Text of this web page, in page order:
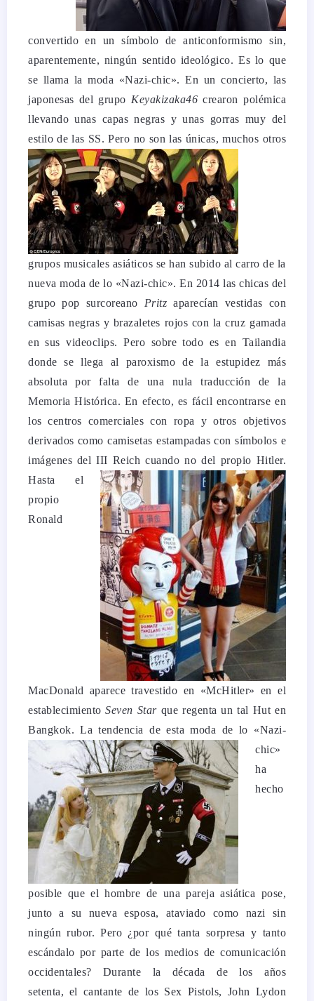
convertido en un símbolo de anticonformismo sin,
aparentemente, ningún sentido ideológico. Es lo que
se llama la moda «Nazi-chic». En un concierto, las
japonesas del grupo Keyakizaka46 crearon polémica
llevando unas capas negras y unas gorras muy del
estilo de las SS.Pero no son las únicas, muchos otros
grupos musicales asiáticos se han subido al carro de la
nueva moda de lo «Nazi-chic». En 2014 las chicas del
grupo pop surcoreano Pritz aparecían vestidas con
camisas negras y brazaletes rojos con la cruz gamada
en sus videoclips. Pero sobre todo es en Tailandia
donde se llega al paroxismo de la estupidez más
absoluta por falta de una nula traducción de la
Memoria Histórica. En efecto, es fácil encontrarse en
los centros comerciales con ropa y otros objetivos
derivados como camisetas estampadas con símbolos e
imágenes del III Reich cuando no del propio Hitler.
Hasta el
propio
Ronald
MacDonald aparece travestido en «McHitler» en el
establecimiento Seven Starque regenta un tal Hut en
Bangkok.La tendencia de esta moda de lo «Nazi-
chic»
ha
hecho
posible que el hombre de una pareja asiática pose,
junto a su nueva esposa, ataviado como nazi sin
ningún rubor. Pero ¿por qué tanta sorpresa y tanto
escándalo por parte de los medios de comunicación
occidentales? Durante la década de los años
setenta, el cantante de los Sex Pistols, John Lydon